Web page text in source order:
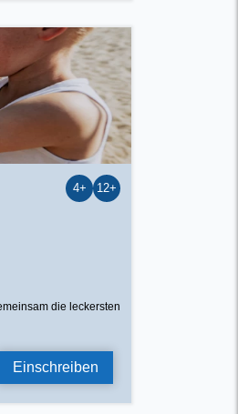
4+ 12+
die leckersten
Einschreiben